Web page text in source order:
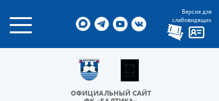
Версия для
слабовидящих
ОФИЦИАЛЬНЫЙ САЙТ